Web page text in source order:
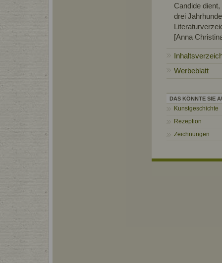
Candide
drei
[Anna
Werbeblatt
DAS KÖNNTE SIE
Kunstgeschichte
Rezeption
Zeichnungen